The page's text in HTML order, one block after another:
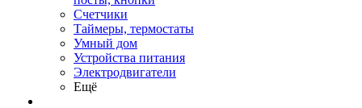
Счетчики
Таймеры, термостаты
Умный дом
Устройства питания
Электродвигатели
Ещё